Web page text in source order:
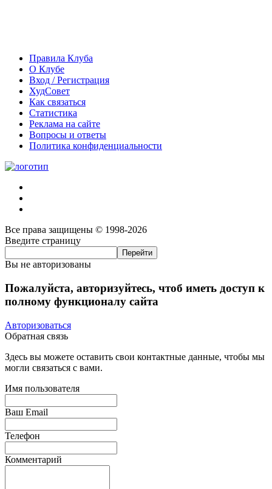
Правила Клуба
О Клубе
Вход / Регистрация
ХудСовет
Как связаться
Статистика
Реклама на сайте
Вопросы и ответы
Политика конфиденциальности
Все права защищены © 1998-2026
Введите страницу
Вы не авторизованы
Пожалуйста, авторизуйтесь, чтоб иметь доступ к
полному функционалу сайта
Авторизоваться
Обратная связь
Здесь вы можете оставить свои контактные данные, чтобы мы
могли связаться с вами.
Имя пользователя
Ваш Email
Телефон
Комментарий